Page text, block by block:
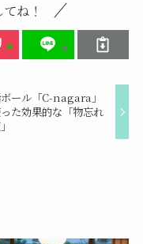
ね！
ール「C-nagara」
た効果的な「物忘れ